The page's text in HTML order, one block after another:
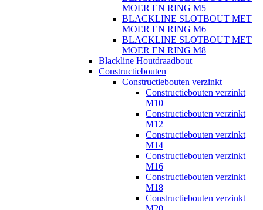
MOER EN RING M5
BLACKLINE SLOTBOUT MET
MOER EN RING M6
BLACKLINE SLOTBOUT MET
MOER EN RING M8
Blackline Houtdraadbout
Constructiebouten
Constructiebouten verzinkt
Constructiebouten verzinkt
M10
Constructiebouten verzinkt
M12
Constructiebouten verzinkt
M14
Constructiebouten verzinkt
M16
Constructiebouten verzinkt
M18
Constructiebouten verzinkt